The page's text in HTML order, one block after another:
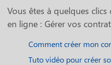
Vous êtes à quelques
en ligne : Gérer vos
Comment créer mon
Tuto vidéo pour créer